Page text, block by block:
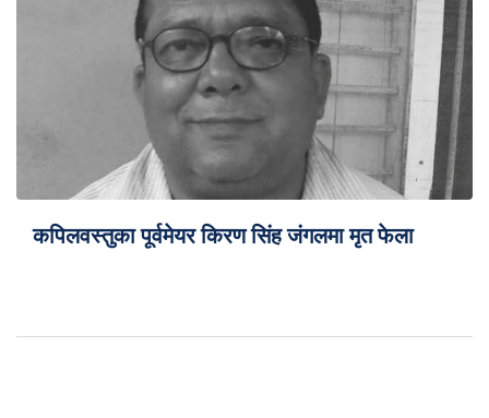
कपिलवस्तुका पूर्वमेयर किरण सिंह जंगलमा मृत फेला